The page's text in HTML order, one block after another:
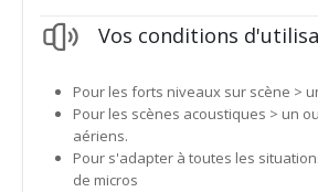
Vos conditions
Pour les forts niveaux sur scène >
Pour les scènes acoustiques > un
aériens.
Pour s'adapter à toutes les
de micros